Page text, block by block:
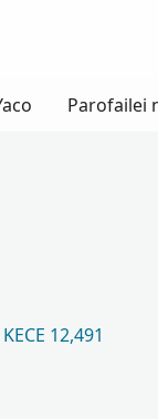
Parofailei
12,491